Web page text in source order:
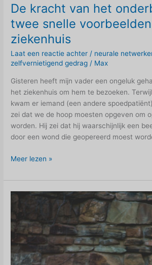
De kracht van het
twee snelle
ziekenhuis
Laat een reactie achter / neurale
zelfvernietigend gedrag / Max
Gisteren heeft mijn vader een ongeluk
het ziekenhuis om hem te bezoeken.
kwam er iemand (een andere
zei dat we de hoop moesten opgeven om
worden. Hij zei dat hij waarschijnlijk een
door een wond die geopereerd moest
De
van
het
onderbewustzijn:
twee
snelle
voorbeelden
uit
het
Meer lezen »